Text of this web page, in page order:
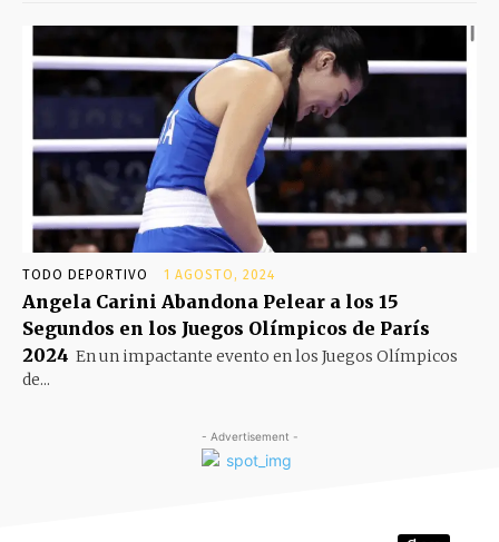
TODO DEPORTIVO 1 AGOSTO, 2024
Angela Carini Abandona Pelear a los 15
Segundos en los Juegos Olímpicos de París
2024 En un impactante evento en los Juegos Olímpicos
de...
- Advertisement -